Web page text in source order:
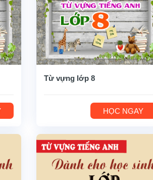
Từ vựng lớp 8
HỌC NGAY